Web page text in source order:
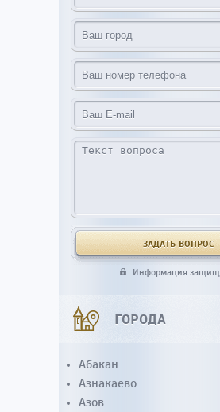
Информация
ГОРОДА
Абакан
Азнакаево
Азов